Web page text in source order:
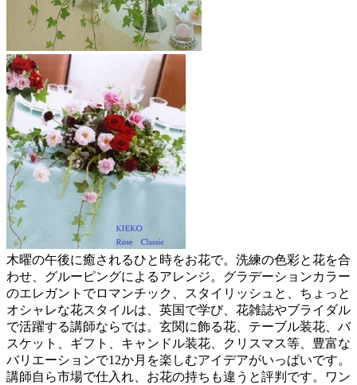
木曜の午後に癒されるひと時をお花で。洗練の色彩と花を合
わせ、グルーピングによるアレンジ。グラデーションカラー
のエレガントでロマンチック、スタイリッシュと、ちょっと
オシャレな花スタイルは、英国で学び、花雑誌やブライダル
で活躍する講師ならでは。玄関に飾る花、テーブル装花、バ
スケット、ギフト、キャンドル装花、クリスマス等、豊富な
バリエーションで12か月を楽しむアイデアがいっぱいです。
講師自ら市場で仕入れ、お花の持ちも違うと評判です。ワン